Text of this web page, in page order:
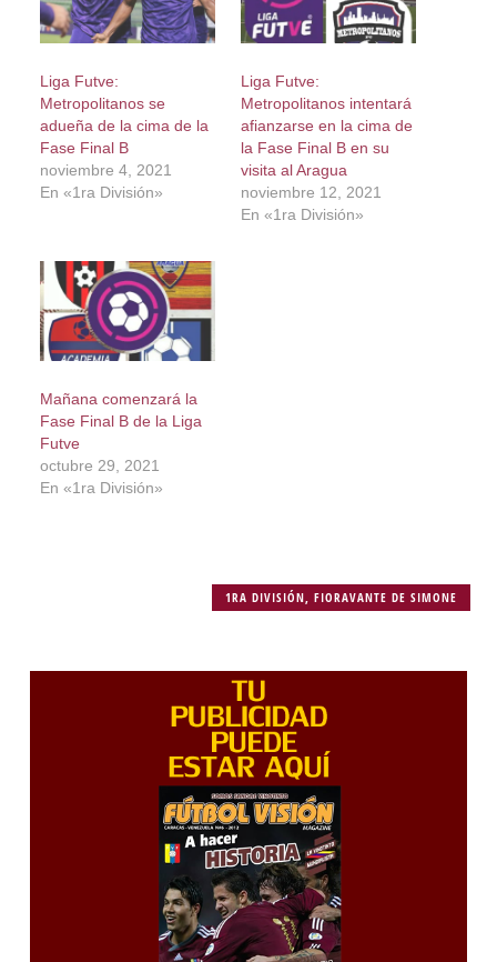
Liga Futve:
Metropolitanos se
adueña de la cima de la
Fase Final B
noviembre 4, 2021
En «1ra División»
Liga Futve:
Metropolitanos intentará
afianzarse en la cima de
la Fase Final B en su
visita al Aragua
noviembre 12, 2021
En «1ra División»
Mañana comenzará la
Fase Final B de la Liga
Futve
octubre 29, 2021
En «1ra División»
1RA DIVISIÓN,FIORAVANTE DE SIMONE